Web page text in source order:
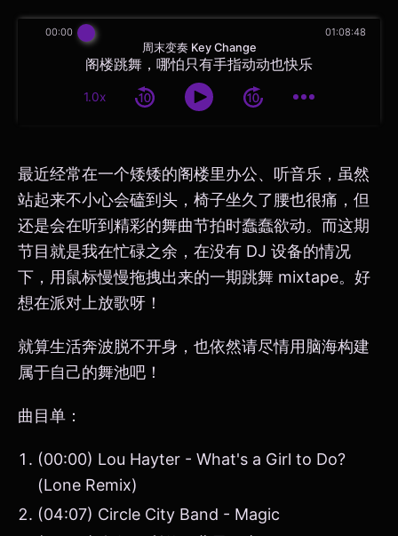
周末变奏 Key Change
阁楼跳舞，哪怕只有手指动动也快乐
1.0x
00:00 01:08:48
最近经常在一个矮矮的阁楼里办公、听音乐，虽然
站起来不小心会磕到头，椅子坐久了腰也很痛，但
还是会在听到精彩的舞曲节拍时蠢蠢欲动。而这期
节目就是我在忙碌之余，在没有 DJ 设备的情况
下，用鼠标慢慢拖拽出来的一期跳舞 mixtape。好
想在派对上放歌呀！
就算生活奔波脱不开身，也依然请尽情用脑海构建
属于自己的舞池吧！
曲目单：
(00:00) Lou Hayter - What's a Girl to Do?
(Lone Remix)
(04:07) Circle City Band - Magic